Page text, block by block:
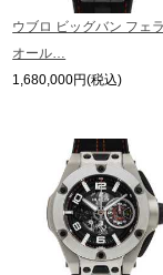
English
繁體中
ภาษาไทย
ウブロ ビッグバン フェ
オール…
1,680,000円(税込)
※表示の定価は、入荷
現在の定価と異なる場合